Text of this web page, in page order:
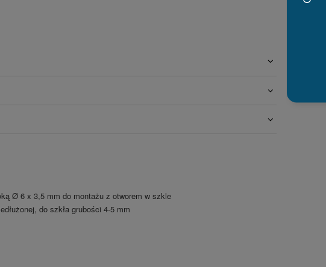
Ø 6 x 3,5 mm do montażu z otworem w szkle
do szkła grubości 4-5 mm